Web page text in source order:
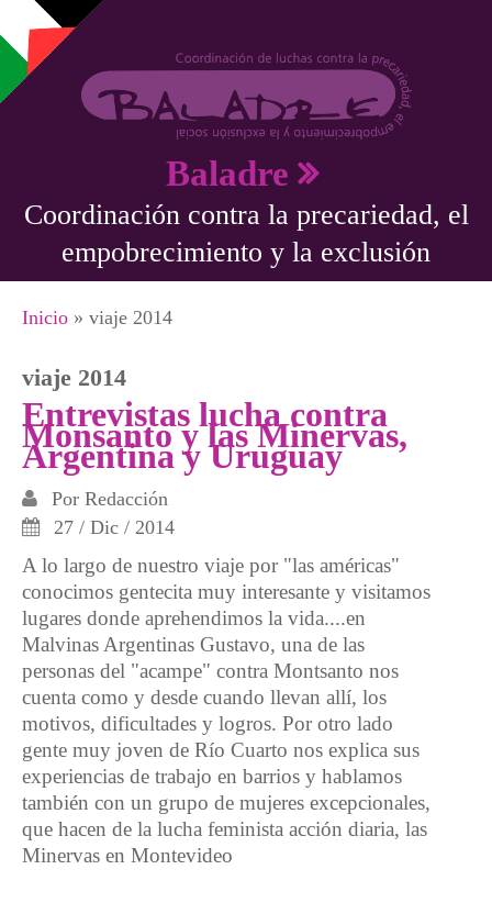
Pasar al contenido principal
Baladre
Coordinación contra la precariedad, el
empobrecimiento y la exclusión
Se encuentra usted aquí
Inicio » viaje 2014
viaje 2014
Entrevistas lucha contra
Monsanto y las Minervas,
Argentina y Uruguay
Por Redacción
27 / Dic / 2014
A lo largo de nuestro viaje por "las américas"
conocimos gentecita muy interesante y visitamos
lugares donde aprehendimos la vida....en
Malvinas Argentinas Gustavo, una de las
personas del "acampe" contra Montsanto nos
cuenta como y desde cuando llevan allí, los
motivos, dificultades y logros. Por otro lado
gente muy joven de Río Cuarto nos explica sus
experiencias de trabajo en barrios y hablamos
también con un grupo de mujeres excepcionales,
que hacen de la lucha feminista acción diaria, las
Minervas en Montevideo